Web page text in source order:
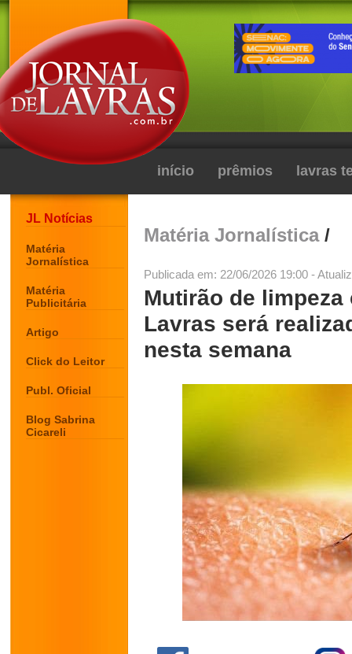
início prêmios lavras
JL Notícias
Matéria
Jornalística
Matéria
Publicitária
Artigo
Click do Leitor
Publ. Oficial
Blog Sabrina
Cicareli
Matéria Jornalística/
Publicada em: 22/06/2026 19:00 -
Mutirão de
Lavras será
nesta semana